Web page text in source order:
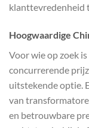
klanttevredenheid
Hoogwaardige
Voor wie op zoek
concurrerende
uitstekende optie.
van
en betrouwbare